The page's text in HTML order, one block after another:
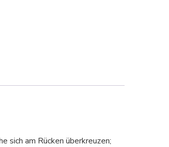
am Rücken überkreuzen;